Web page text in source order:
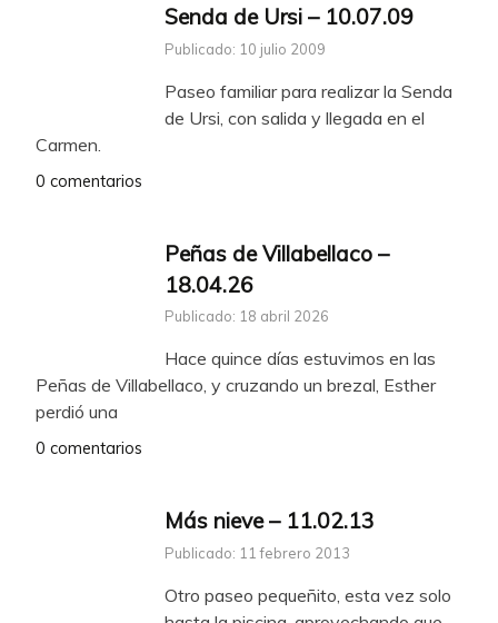
Senda de Ursi – 10.07.09
Publicado: 10 julio 2009
Paseo familiar para realizar la Senda
de Ursi, con salida y llegada en el
Carmen.
0 comentarios
Peñas de Villabellaco –
18.04.26
Publicado: 18 abril 2026
Hace quince días estuvimos en las
Peñas de Villabellaco, y cruzando un brezal, Esther
perdió una
0 comentarios
Más nieve – 11.02.13
Publicado: 11 febrero 2013
Otro paseo pequeñito, esta vez solo